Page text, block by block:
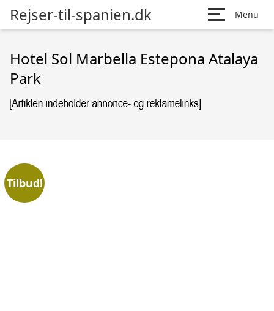
Rejser-til-spanien.dk Menu
Hotel Sol Marbella Estepona Atalaya
Park
Tilbud!